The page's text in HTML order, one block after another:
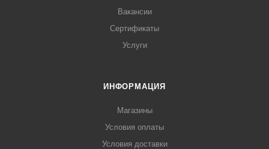
Вакансии
Сертификаты
Услуги
ИНФОРМАЦИЯ
Магазины
Условия оплаты
Условия доставки